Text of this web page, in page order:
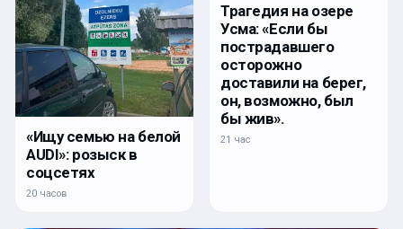
«Ищу семью на белой
AUDI»: розыск в
соцсетях
20 часов
Трагедия на озере
Усма: «Если бы
пострадавшего
осторожно
доставили на берег,
он, возможно, был
бы жив».
21 час